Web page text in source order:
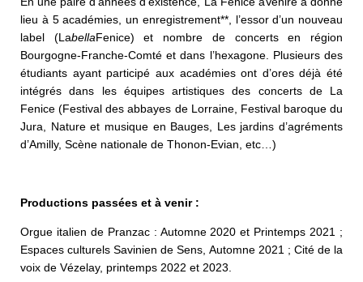
lieu à 5 académies, un enregistrement**, l’essor d’un nouveau
label (LabellaFenice) et nombre de concerts en région
Bourgogne-Franche-Comté et dans l’hexagone. Plusieurs des
étudiants ayant participé aux académies ont d’ores déjà été
intégrés dans les équipes artistiques des concerts de La
Fenice (Festival des abbayes de Lorraine, Festival baroque du
Jura, Nature et musique en Bauges, Les jardins d’agréments
d’Amilly, Scène nationale de Thonon-Evian, etc…)
Productions passées et à venir :
Orgue italien de Pranzac : Automne 2020 et Printemps 2021 ;
Espaces culturels Savinien de Sens, Automne 2021 ; Cité de la
voix de Vézelay, printemps 2022 et 2023.